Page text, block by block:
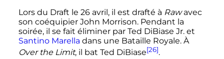
Lors du Draft le 26 avril, il est drafté à Rawavec
son coéquipier John Morrison. Pendant la
soirée, il se fait éliminer par Ted DiBiase Jr. et
Santino Marella dans une Bataille Royale. À
Over the Limit, il bat Ted DiBiase[26].